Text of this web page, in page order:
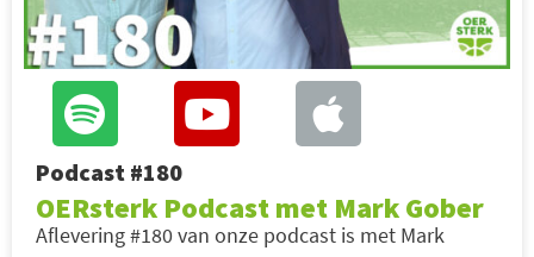
Podcast #180
OERsterk Podcast met Mark Gober
Aflevering #180 van onze podcast is met Mark